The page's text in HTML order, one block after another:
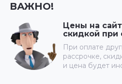
ВАЖНО!
Цены на
скидкой при
При оплате
рассрочке,
и цена будет